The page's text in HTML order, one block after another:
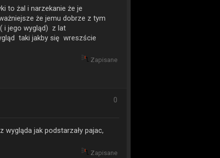
to żal i narzekanie że je
że jemu dobrze z tym
i jego wygląd) z lat
taki jakby się wreszście
Zapisane
0
wygląda jak podstarzały pajac,
Zapisane